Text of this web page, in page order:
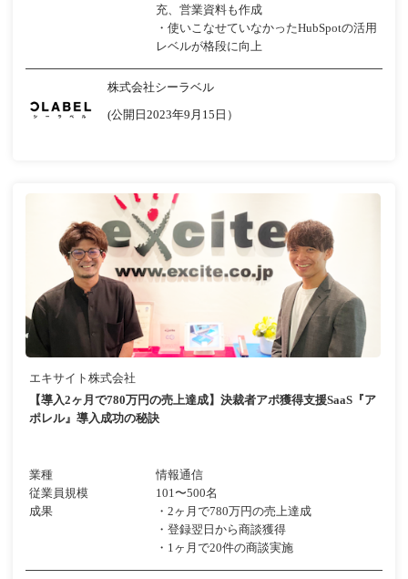
充、営業資料も作成
・使いこなせていなかったHubSpotの活用
レベルが格段に向上
株式会社シーラベル
(公開日2023年9月15日）
エキサイト株式会社
【導入2ヶ月で780万円の売上達成】決裁者アポ獲得支援SaaS『ア
ポレル』導入成功の秘訣
業種
情報通信
従業員規模
101〜500名
成果
・2ヶ月で780万円の売上達成
・登録翌日から商談獲得
・1ヶ月で20件の商談実施